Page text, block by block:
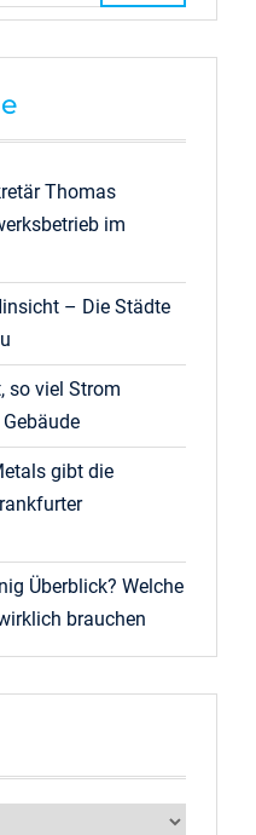
Thomas
im
– Die Städte
so viel Strom
gibt die
Überblick? Welche
brauchen